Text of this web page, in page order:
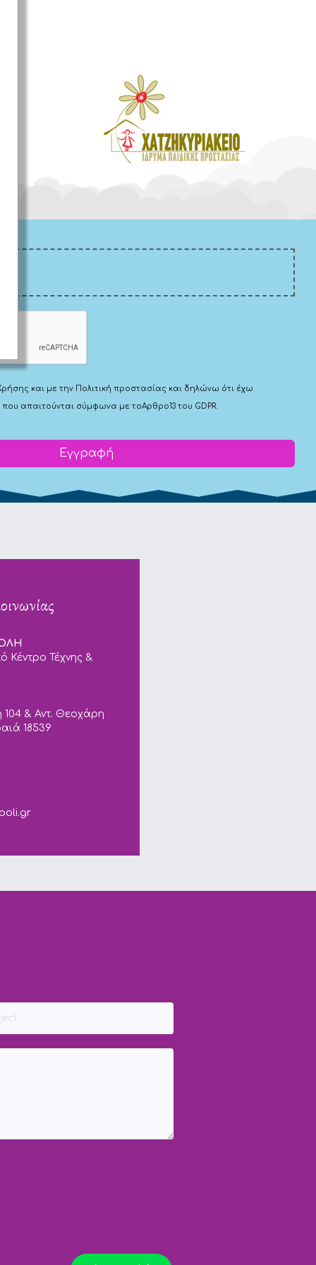
και με την Πολιτική προστασίας και δηλώνω ότι έχω
που απαιτούνται σύμφωνα με τοΑρθρο13 του GDPR.
Εγγραφή
Κέντρο Τέχνης &
104 & Αντ. Θεοχάρη
18539